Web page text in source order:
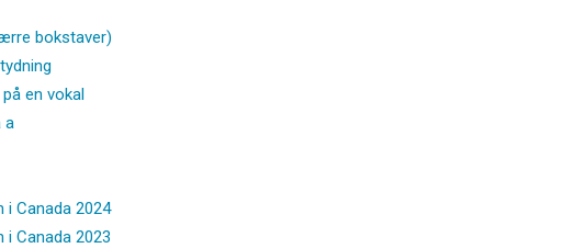
bokstaver)
en vokal
a
i Canada 2024
i Canada 2023